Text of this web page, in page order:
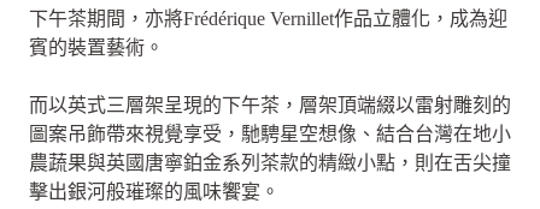
下午茶期間，亦將Frédérique Vernillet作品立體化，成為迎
賓的裝置藝術。
而以英式三層架呈現的下午茶，層架頂端綴以雷射雕刻的
圖案吊飾帶來視覺享受，馳騁星空想像、結合台灣在地小
農蔬果與英國唐寧鉑金系列茶款的精緻小點，則在舌尖撞
擊出銀河般璀璨的風味饗宴。